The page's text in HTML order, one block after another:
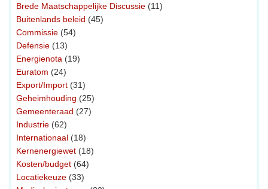
Brede Maatschappelijke Discussie (11)
Buitenlands beleid (45)
Commissie (54)
Defensie (13)
Energienota (19)
Euratom (24)
Export/Import (31)
Geheimhouding (25)
Gemeenteraad (27)
Industrie (62)
Internationaal (18)
Kernenergiewet (18)
Kosten/budget (64)
Locatiekeuze (33)